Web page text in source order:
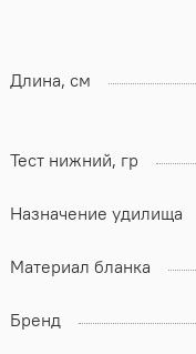
Длина, см
Тест нижний, гр
Назначение удилища
Материал бланка
Бренд